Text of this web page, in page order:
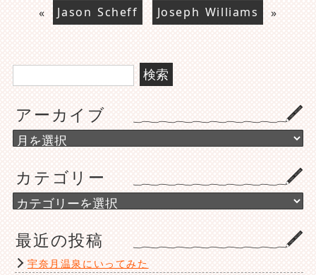
« Jason Scheff Joseph Williams »
検
索:
アーカイブ
ア
ー
イ
ブ
カテゴリー
カ
テ
リ
ー
最近の投稿
宇奈月温泉にいってみた